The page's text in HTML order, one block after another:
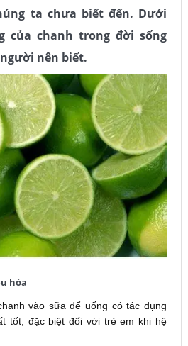
ta chưa biết đến. Dưới
của chanh trong đời sống
nên biết.
hóa
vào sữa để uống có tác dụng
tốt, đặc biệt đối với trẻ em khi hệ